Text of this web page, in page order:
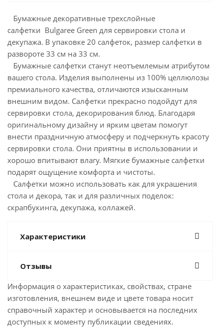
Бумажные декоративные трехслойные
салфетки Bulgaree Green для сервировки стола и
декупажа. В упаковке 20 салфеток, размер салфетки в
развороте 33 см на 33 см.
Бумажные салфетки станут неотъемлемым атрибутом
вашего стола. Изделия выполнены из 100% целлюлозы
премиального качества, отличаются изысканным
внешним видом. Салфетки прекрасно подойдут для
сервировки стола, декорирования блюд. Благодаря
оригинальному дизайну и ярким цветам помогут
внести праздничную атмосферу и подчеркнуть красоту
сервировки стола. Они приятны в использовании и
хорошо впитывают влагу. Мягкие бумажные салфетки
подарят ощущение комфорта и чистоты.
Салфетки можно использовать как для украшения
стола и декора, так и для различных поделок:
скрапбукинга, декупажа, коллажей.
Характеристики
Отзывы
Информация о характеристиках, свойствах, стране
изготовления, внешнем виде и цвете товара носит
справочный характер и основывается на последних
доступных к моменту публикации сведениях.